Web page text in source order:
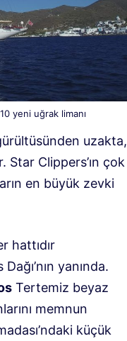
yeni uğrak limanı
uzakta,
Star Clippers’ın çok
en büyük zevki
hattıdır
yanında.
Tertemiz beyaz
memnun
küçük